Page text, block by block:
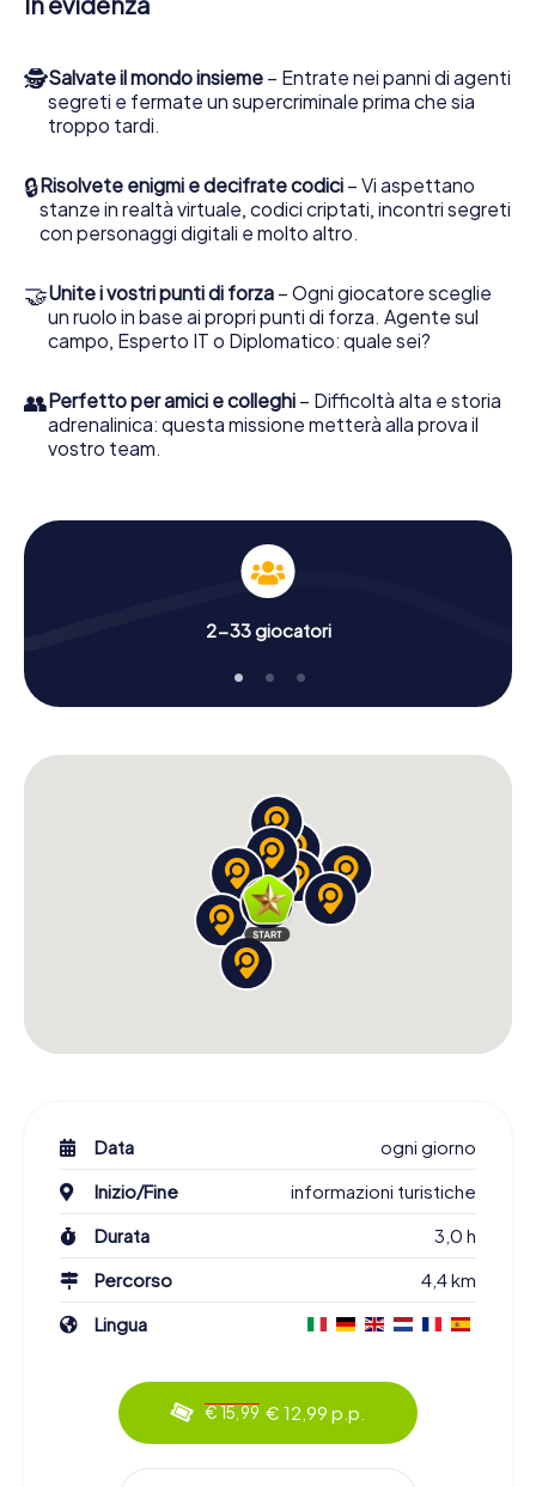
del Veliko Tărnovo e avrete accesso alla vostra personale
suoi biglietti nel mondo dello spionaggio e degli agenti
segreti e trasformi Veliko Tărnovo in un'Escape Room
all'aperto!
🕵Salvate il mondo insieme – Entrate nei panni di agenti
segreti e fermate un supercriminale prima che sia
troppo tardi.
🔒Risolvete enigmi e decifrate codici – Vi aspettano
stanze in realtà virtuale, codici criptati, incontri segreti
con personaggi digitali e molto altro.
🤝Unite i vostri punti di forza – Ogni giocatore sceglie
un ruolo in base ai propri punti di forza. Agente sul
campo, Esperto IT o Diplomatico: quale sei?
👥Perfetto per amici e colleghi – Difficoltà alta e storia
adrenalinica: questa missione metterà alla prova il
vostro team.
2-33 giocatori
Data
ogni giorno
Inizio/Fine
informazioni turistiche
Durata
3,0 h
Percorso
4,4 km
Lingua
€ 15,99 € 12,99 p.p.